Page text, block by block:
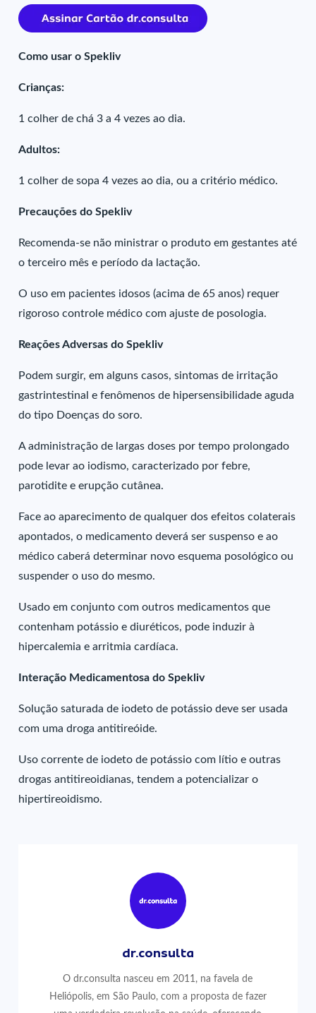
Como usar o Spekliv
Crianças:
1 colher de chá 3 a 4 vezes ao dia.
Adultos:
1 colher de sopa 4 vezes ao dia, ou a critério médico.
Precauções do Spekliv
Recomenda-se não ministrar o produto em gestantes até
o terceiro mês e período da lactação.
O uso em pacientes idosos (acima de 65 anos) requer
rigoroso controle médico com ajuste de posologia.
Reações Adversas do Spekliv
Podem surgir, em alguns casos, sintomas de irritação
gastrintestinal e fenômenos de hipersensibilidade aguda
do tipo Doenças do soro.
A administração de largas doses por tempo prolongado
pode levar ao iodismo, caracterizado por febre,
parotidite e erupção cutânea.
Face ao aparecimento de qualquer dos efeitos colaterais
apontados, o medicamento deverá ser suspenso e ao
médico caberá determinar novo esquema posológico ou
suspender o uso do mesmo.
Usado em conjunto com outros medicamentos que
contenham potássio e diuréticos, pode induzir à
hipercalemia e arritmia cardíaca.
Interação Medicamentosa do Spekliv
Solução saturada de iodeto de potássio deve ser usada
com uma droga antitireóide.
Uso corrente de iodeto de potássio com lítio e outras
drogas antitireoidianas, tendem a potencializar o
hipertireoidismo.
dr.consulta
O dr.consulta nasceu em 2011, na favela de
Heliópolis, em São Paulo, com a proposta de fazer